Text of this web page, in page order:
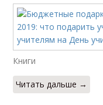
Книги
Читать дальше →